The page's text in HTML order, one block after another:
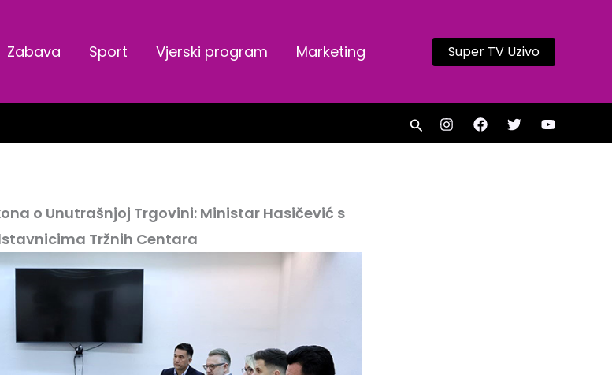
Zabava Sport Vjerski program Marketing Super TV Uzivo
Search
o Unutrašnjoj Trgovini: Ministar Hasičević s
Tržnih Centara